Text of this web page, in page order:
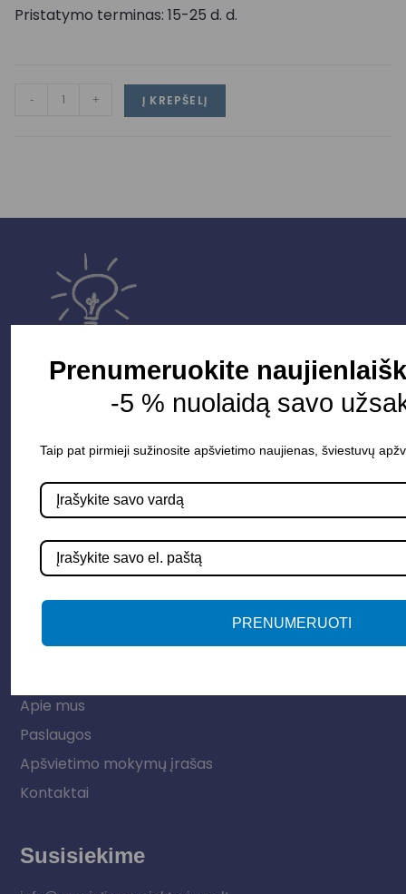
Pristatymo terminas: 15-25 d. d.
- + Į KREPŠELĮ
Parduotuvė
Apšvietimo sistemos
Elektros instaliacija
Lauko šviestuvai
LED juostos
Vidaus apšvietimas
Apie mus
Paslaugos
Apšvietimo mokymų įrašas
Kontaktai
Susisiekime
Prenumeruokite
-5 % nuolaidą savo
Taip pat pirmieji sužinosite apšvietimo naujienas, šviestuvų
PRENUMERUOTI